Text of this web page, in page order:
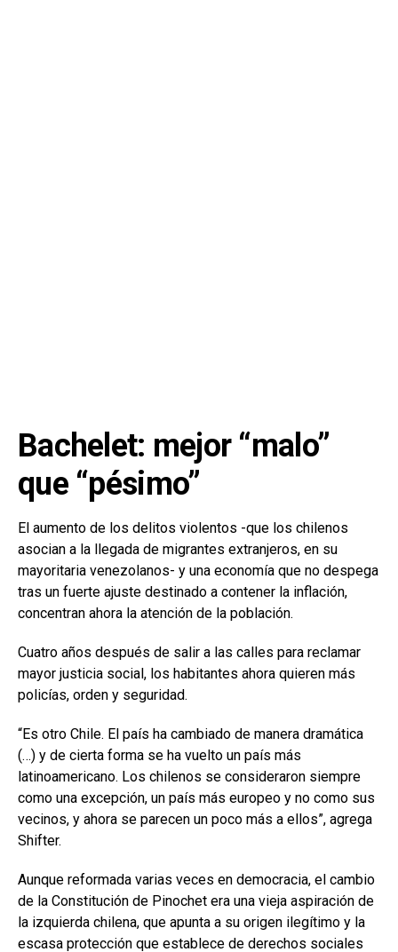
Bachelet: mejor “malo”
que “pésimo”
El aumento de los delitos violentos -que los chilenos
asocian a la llegada de migrantes extranjeros, en su
mayoritaria venezolanos- y una economía que no despega
tras un fuerte ajuste destinado a contener la inflación,
concentran ahora la atención de la población.
Cuatro años después de salir a las calles para reclamar
mayor justicia social, los habitantes ahora quieren más
policías, orden y seguridad.
“Es otro Chile. El país ha cambiado de manera dramática
(…) y de cierta forma se ha vuelto un país más
latinoamericano. Los chilenos se consideraron siempre
como una excepción, un país más europeo y no como sus
vecinos, y ahora se parecen un poco más a ellos”, agrega
Shifter.
Aunque reformada varias veces en democracia, el cambio
de la Constitución de Pinochet era una vieja aspiración de
la izquierda chilena, que apunta a su origen ilegítimo y la
escasa protección que establece de derechos sociales